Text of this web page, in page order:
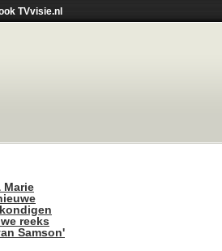
TVvisie.nl
Marie
reeks
Samson'